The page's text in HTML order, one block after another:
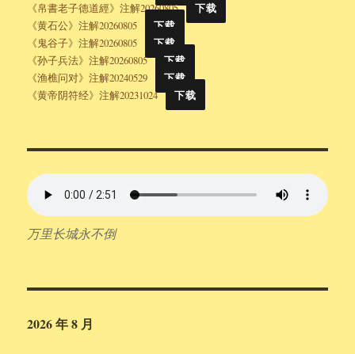
《帛書老子德道經》注解20260805
下载
《黄石公》注解20260805
下载
《鬼谷子》注解20260805
下载
《孙子兵法》注解20260805
下载
《渔樵问对》注解20240529
下载
《黄帝阴符经》注解20231024
下载
万里长城永不倒
2026 年 8 月